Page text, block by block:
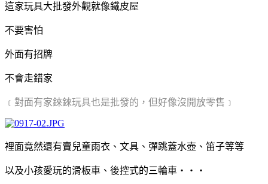
這家玩具大批發外觀就像鐵皮屋
不要害怕
外面有招牌
不會走錯家
﹝對面有家錸錸玩具也是批發的，但好像沒開放零售﹞
裡面竟然還有賣兒童雨衣、文具、彈跳蓋水壺、笛子等等
以及小孩愛玩的滑板車、後控式的三輪車‧‧‧